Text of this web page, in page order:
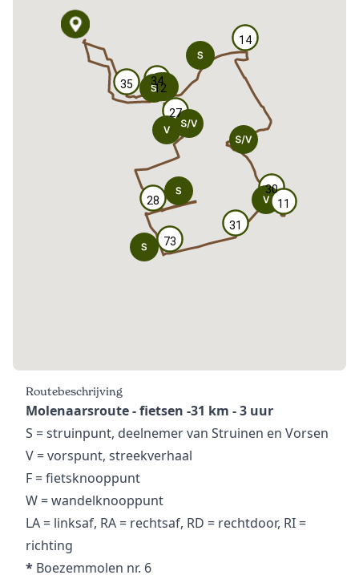
12
27
28
73
31
30
11
14
34
35
12
27
28
73
31
30
11
14
34
35
Routebeschrijving
Molenaarsroute - fietsen -31 km - 3 uur
S = struinpunt, deelnemer van Struinen en Vorsen
V = vorspunt, streekverhaal
F = fietsknooppunt
W = wandelknooppunt
LA = linksaf, RA = rechtsaf, RD = rechtdoor, RI =
richting
* Boezemmolen nr. 6